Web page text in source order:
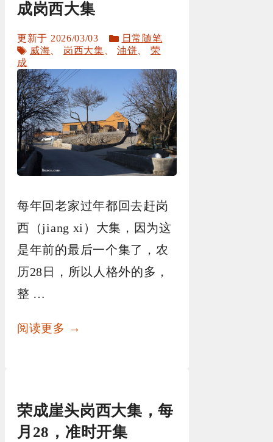
成岗西大集
2026/03/03
分
类
日常随笔
标
威海 岗西大集 、油饼
荣
成
每年回老家过年都回去赶岗
西（jiang xi）大集，因为这
是年前的最后一个集了，农
历28日，所以人格外的多，
整 …
阅读更多 →
荣成崖头岗西大集，每
月28，准时开集